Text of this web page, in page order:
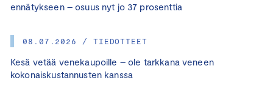
ennätykseen – osuus nyt jo 37 prosenttia
08.07.2026 / TIEDOTTEET
Kesä vetää venekaupoille – ole tarkkana veneen
kokonaiskustannusten kanssa